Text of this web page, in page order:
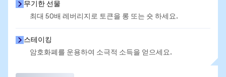
무기한 선물
최대 50배 레버리지로 토큰을 롱 또는 숏 하세요.
스테이킹
암호화폐를 운용하여 소극적 소득을 얻으세요.